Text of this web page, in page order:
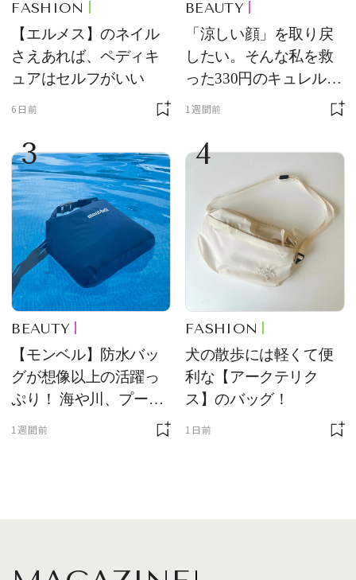
FASHION
【エルメス】のネイル
さえあれば、ペディキ
ュアはセルフがいい
6日前
BEAUTY
「涼しい顔」を取り戻
したい。そんな私を救
った330円のキュレル名
1週間前
3
BEAUTY
【モンベル】防水バッ
グが想像以上の活躍っ
ぷり！ 海や川、プール
1週間前
4
FASHION
犬の散歩には軽くて便
利な【アークテリク
ス】のバッグ！
1日前